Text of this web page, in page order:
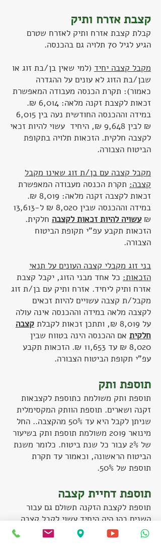
קצבת אזרח ותיק
קבלת קצבת אזרח ותיק לאזרח שטרם
הגיע לגיל 70 תלויה גם בהכנסה.
מקבל קצבה יחיד (למי שאין בן/בת זוג או
שבן/בת הזוג לא עונים על ההגדרה
כאמור): תקרת הכנסה מעבודה המאפשרת
זכאות לקצבת זקנה מלאה: 6,014 ₪.
במידה וההכנסה החודשית נעה בין 6,015
₪ לבין 9,648 ₪, היחיד עשוי להיות זכאי
לקצבה חלקית. הזכאות תלויה בתקופת
הביטוח הצבורה.
מקבל קצבה עם בן/ת זוג שאינו מקבל
קצבה: תקרת הכנסה מעבודה המאפשרת
זכאות לקצבה זקנה מלאה: 8,019 ₪.
במידה וההכנסה שבין 8,020 ₪ ל-13,613
₪עשויה להיות זכאות לקצבה חלקית.
הזכאות תקבע עפ"י תקופת הביטוח
הצבורה.
בני זוג מקבלי קצבה העונים על תנאי
הזכאות: כל אחד מבני הזוג, יקבל קצבת
אזרח ותיק ליחיד. אזרח ותיק עם בן/ת זוג
מקבל/ת קצבה עשויים להיות זכאים
לקצבה מלאה במידה וההכנסה אינה עולה
על 8,019 ₪, ותתכן זכאות לקבלת
קצבה
חלקית אם ההכנסה הינה בטווח שבין
8,020 ₪ עד 11,653 ₪. הזכאות תקבע
עפ"י תקופת הביטוח הצבורה.
תוספת ותק
תוספת ותק משולמת כתוספת לקצבאות
זקנה ושארים. תוספת הוותק המקסימלית
שניתן לקבל היא עד 50% מהקצבה.. החל
מינואר 2019 משולמת תוספת ותק בשיעור
של 2% עבור כל שנת ביטוח. כלומר משנת
הביטוח הראשונה, וכאמור עד תקרת
תוספת של 50%.
תוספת דחיית קצבה
תוספת לקצבת הזקנה תשולם גם עבור
השנים בהן היה היחיד עשוי לקבל קצבה,
אך קבלתה נדחתה. כל שנת דחיה מגיל